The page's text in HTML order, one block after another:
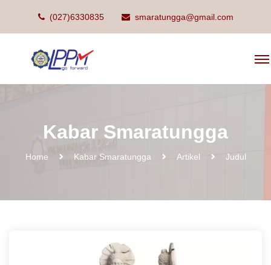
(027)6330835 smaratungga@gmail.com
Kabar Smaratungga
Home Kabar Smaratungga Artikel Judul